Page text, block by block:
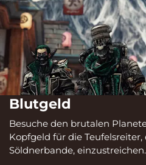
Blutgeld
Besuche den brutalen
Kopfgeld für die
Söldnerbande, einzustreichen.